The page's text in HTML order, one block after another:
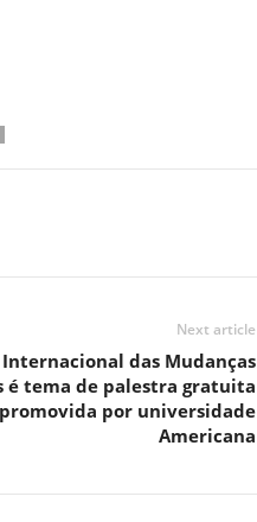
Next article
das Mudanças
é tema de palestra gratuita
por universidade
Americana